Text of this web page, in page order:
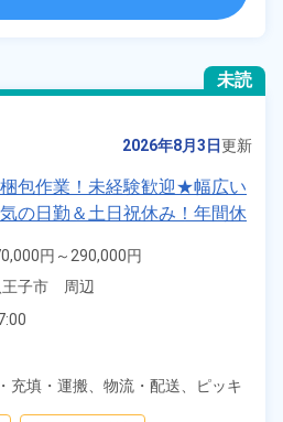
未読
2026年8月3日更新
包作業！未経験歓迎★幅広い
の日勤＆土日祝休み！年間休
◎時給1,500円！日払い制度
》 円～290,000円
円～1,500円
子市　周辺
充填・運搬、 物流・配送、
ピッキ